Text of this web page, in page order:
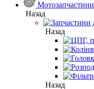
Мотозапчастини
Назад
Назад
Назад